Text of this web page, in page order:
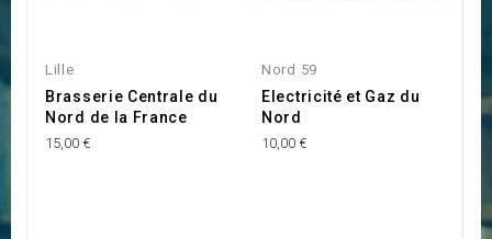
Lille
Brasserie Centrale du
Nord de la France
15,00 €
Nord 59
Electricité et Gaz du
Nord
10,00 €